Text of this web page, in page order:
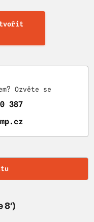
Ozvěte se
387
8′)